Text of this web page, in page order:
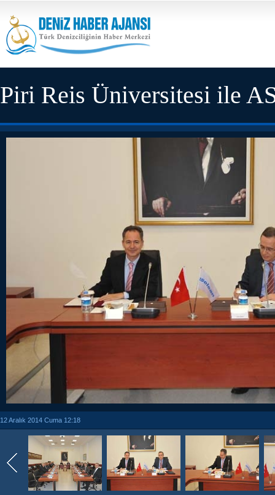
Piri Reis Üniversitesi ile
12 Aralık 2014 Cuma 12:18